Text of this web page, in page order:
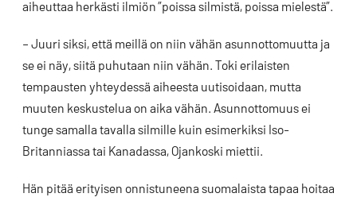
aiheuttaa herkästi ilmiön ”poissa silmistä, poissa mielestä”.
– Juuri siksi, että meillä on niin vähän asunnottomuutta ja
se ei näy, siitä puhutaan niin vähän. Toki erilaisten
tempausten yhteydessä aiheesta uutisoidaan, mutta
muuten keskustelua on aika vähän. Asunnottomuus ei
tunge samalla tavalla silmille kuin esimerkiksi Iso-
Britanniassa tai Kanadassa, Ojankoski miettii.
Hän pitää erityisen onnistuneena suomalaista tapaa hoitaa